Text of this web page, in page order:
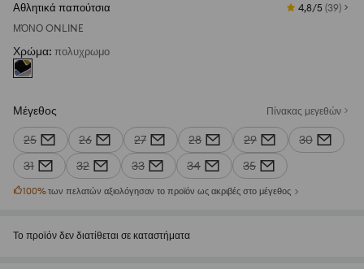
Αθλητικά παπούτσια 4,8/5 (39)
ΜΌΝΟ ONLINE
Χρώμα: πολυχρωμο
Μέγεθος Πίνακας μεγεθών
25 26 27 28 29
30
31
32 33 34 35
100%των πελατών αξιολόγησαν το προϊόν ως ακριβές στο μέγεθος
Το προϊόν δεν διατίθεται σε καταστήματα